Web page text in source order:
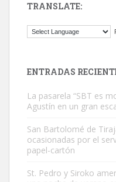
El ayuntamiento se va a
Gato manso encontrado
Este gato macho ha
TRANSLATE:
ENTRADAS
La pasarela “SBT es
Agustín en un gran
San Bartolomé de
ocasionadas por el
papel-cartón
St. Pedro y Siroko